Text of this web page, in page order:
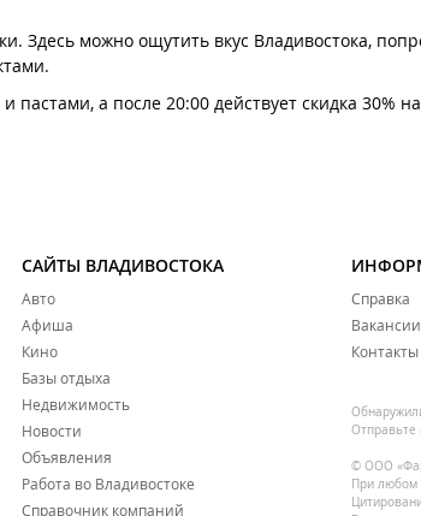
Здесь можно ощутить вкус Владивостока,
а после 20:00 действует скидка 30%
САЙТЫ ВЛАДИВОСТОКА
Авто
Афиша
Кино
Базы отдыха
Недвижимость
Новости
Объявления
Работа во Владивостоке
Справочник компаний
Справка
Вакансии
Контакты
Отправьте
© ООО
При любом